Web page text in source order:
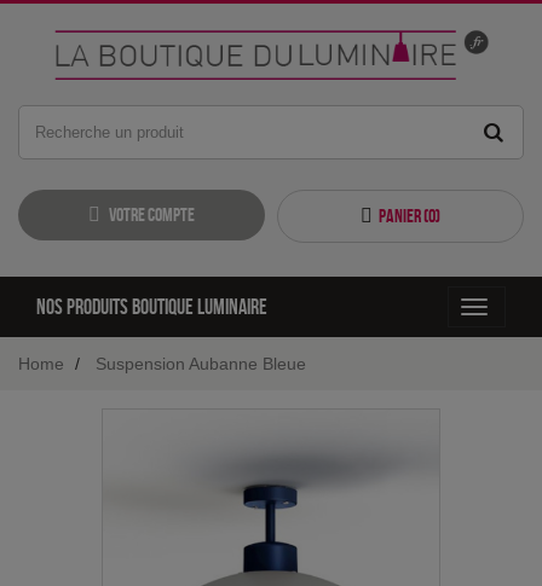
Votre compte Panier (0)
Toggle
Nos produits boutique luminaire
Home Suspension Aubanne Bleue